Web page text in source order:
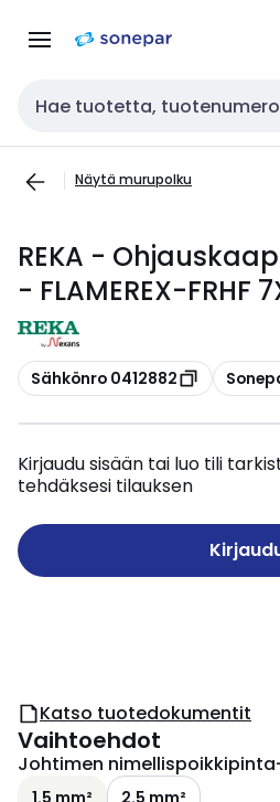
navigointiinsisältöön
Haku
Näytä murupolku
REKA -
- FLAMEREX-FRHF
Kopioi
Sähkönro 0412882 Kopioi
Kirjaudu sisään tai luo tili
tehdäksesi tilauksen
Katso tuotedokumentit
Vaihtoehdot
Johtimen
1.5 mm² 2.5 mm²